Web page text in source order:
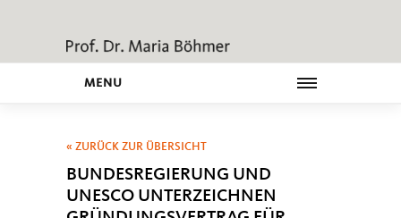
MENU
« ZURÜCK ZUR ÜBERSICHT
BUNDESREGIERUNG UND
UNESCO UNTERZEICHNEN